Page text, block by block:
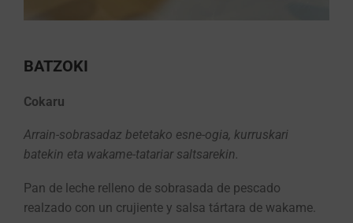
BATZOKI
Cokaru
Arrain-sobrasadaz betetako esne-ogia, kurruskari
batekin eta wakame-tatariar saltsarekin.
Pan de leche relleno de sobrasada de pescado
realzado con un crujiente y salsa tártara de wakame.